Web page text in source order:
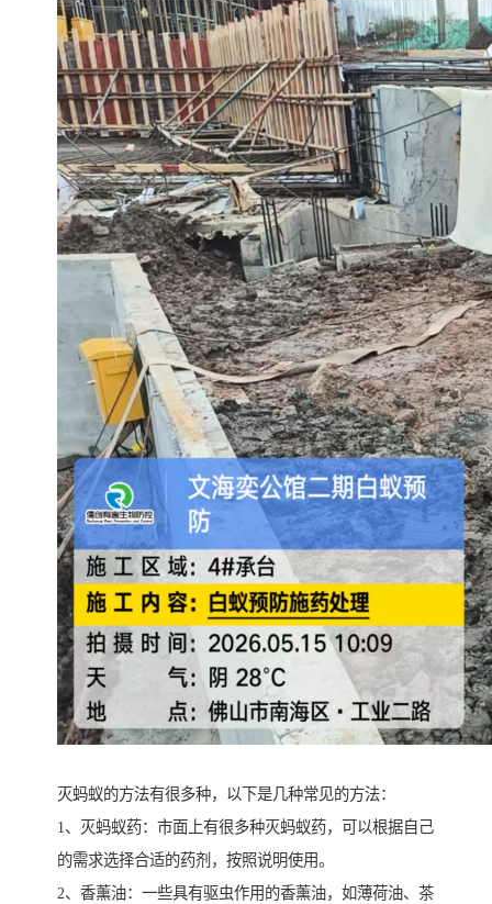
灭蚂蚁的方法有很多种，以下是几种常见的方法：
1、灭蚂蚁药：市面上有很多种灭蚂蚁药，可以根据自己
的需求选择合适的药剂，按照说明使用。
2、香薰油：一些具有驱虫作用的香薰油，如薄荷油、茶